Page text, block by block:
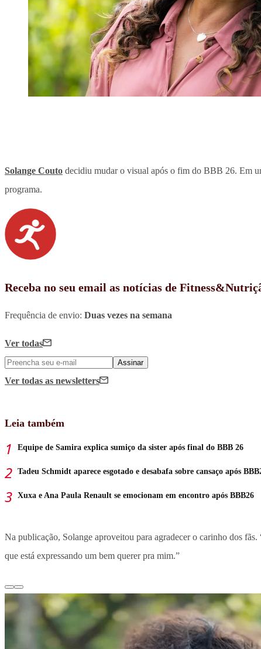
Solange Couto decidiu mudar o visual após o fim do BBB 26. Em
programa.
Receba no seu email as notícias de
Frequência de envio: Duas vezes na semana
Ver todas
Assinar
Ver todas as newsletters
Leia também
Equipe de Samira explica sumiço da sister após final do BBB 26
Tadeu Schmidt aparece esgotado e desabafa sobre cansaço após
Xuxa e Ana Paula Renault se emocionam em encontro após BBB26
Na publicação, Solange aproveitou para agradecer o carinho dos
que está expressando um bem querer pra mim.”